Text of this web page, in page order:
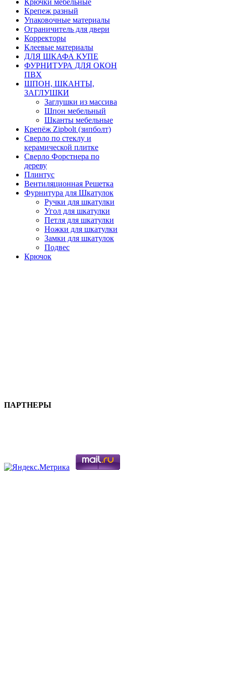
Крючки мебельные
Крепеж разный
Упаковочные материалы
Ограничитель для двери
Корректоры
Клеевые материалы
ДЛЯ ШКАФА КУПЕ
ФУРНИТУРА ДЛЯ ОКОН
ПВХ
ШПОН, ШКАНТЫ,
ЗАГЛУШКИ
Заглушки из массива
Шпон мебельный
Шканты мебельные
Крепёж Zipbolt (зипболт)
Сверло по стеклу и
керамической плитке
Сверло Форстнера по
дереву
Плинтус
Вентиляционная Решетка
Фурнитура для Шкатулок
Ручки для шкатулки
Угол для шкатулки
Петля для шкатулки
Ножки для шкатулки
Замки для шкатулок
Подвес
Крючок
ПАРТНЕРЫ